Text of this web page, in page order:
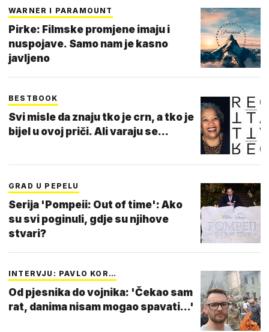
WARNER I PARAMOUNT
Pirke: Filmske promjene imaju i
nuspojave. Samo nam je kasno
javljeno
BESTBOOK
Svi misle da znaju tko je crn, a tko je
bijel u ovoj priči. Ali varaju se...
GRAD U PEPELU
Serija 'Pompeii: Out of time': Ako
su svi poginuli, gdje su njihove
stvari?
INTERVJU: PAVLO KOR…
Od pjesnika do vojnika: 'Čekao sam
rat, danima nisam mogao spavati...'